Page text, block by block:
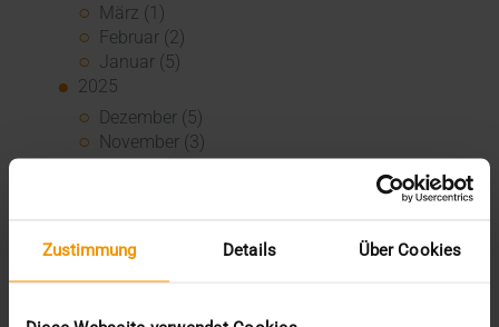
Zustimmung Details Über Cookies
März (1)
Februar (2)
Januar (5)
2025
Dezember (5)
November (3)
Juni (1)
Mai (2)